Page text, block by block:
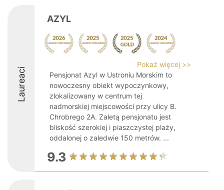
Laureaci
AZYL
Pokaż więcej >>
Pensjonat Azyl w Ustroniu Morskim to
nowoczesny obiekt wypoczynkowy,
zlokalizowany w centrum tej
nadmorskiej miejscowości przy ulicy B.
Chrobrego 2A. Zaletą pensjonatu jest
bliskość szerokiej i piaszczystej plaży,
oddalonej o zaledwie 150 metrów. ...
9.3